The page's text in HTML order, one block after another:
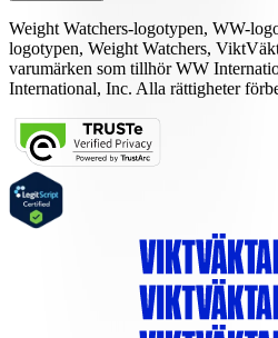
Weight Watchers-logotypen, WW-
logotypen, Weight Watchers,
varumärken som tillhör WW
International, Inc. Alla rättigheter